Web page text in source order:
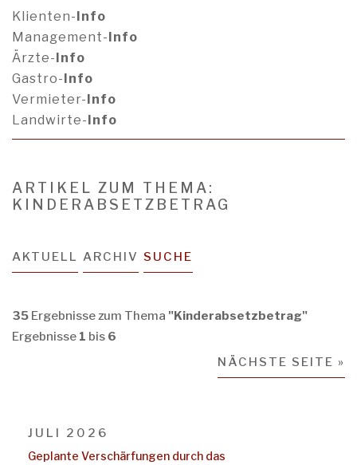
Klienten-Info
Management-Info
Ärzte-Info
Gastro-Info
Vermieter-Info
Landwirte-Info
ARTIKEL ZUM THEMA:
KINDERABSETZBETRAG
AKTUELL ARCHIV SUCHE
35 Ergebnisse zum Thema "Kinderabsetzbetrag"
Ergebnisse 1 bis 6
NÄCHSTE SEITE »
JULI 2026
Geplante Verschärfungen durch das